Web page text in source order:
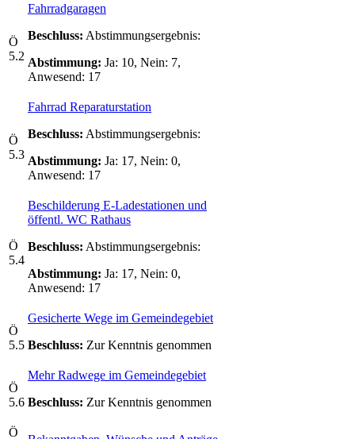
Ö
5.2
Fahrradgaragen
Beschluss: Abstimmungsergebnis:
Abstimmung: Ja: 10, Nein: 7,
Anwesend: 17
Ö
5.3
Fahrrad Reparaturstation
Beschluss: Abstimmungsergebnis:
Abstimmung: Ja: 17, Nein: 0,
Anwesend: 17
Ö
5.4
Beschilderung E-Ladestationen und
öffentl. WC Rathaus
Beschluss: Abstimmungsergebnis:
Abstimmung: Ja: 17, Nein: 0,
Anwesend: 17
Ö
5.5
Gesicherte Wege im Gemeindegebiet
Beschluss: Zur Kenntnis genommen
Ö
5.6
Mehr Radwege im Gemeindegebiet
Beschluss: Zur Kenntnis genommen
Ö